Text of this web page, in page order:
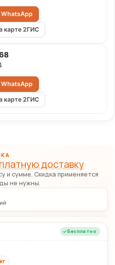
WhatsApp
карте 2ГИС
WhatsApp
карте 2ГИС
доставку
и сумме. Скидка применяется
не нужны.
Бесплатно